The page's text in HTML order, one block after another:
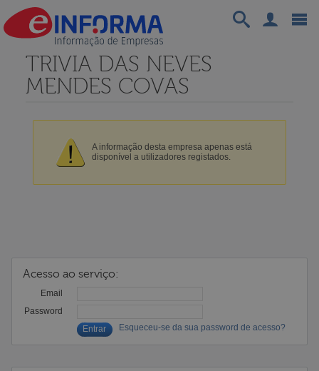
TRIVIA DAS NEVES
MENDES COVAS
A informação desta empresa apenas está
disponível a utilizadores registados.
Acesso ao serviço:
Email
Password
Esqueceu-se da sua password de acesso?